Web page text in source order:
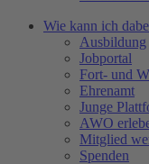
Wie kann ich
Ausbildung
Jobportal
Fort- und
Ehrenamt
Junge
AWO
Mitglied
Spenden